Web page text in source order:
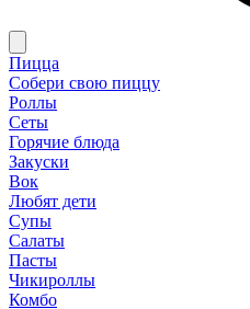
Пицца
Собери свою пиццу
Роллы
Сеты
Горячие блюда
Закуски
Вок
Любят дети
Супы
Салаты
Пасты
Чикироллы
Комбо